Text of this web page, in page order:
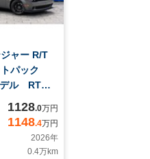
ャー R/T
パック
ル RTス
ストコー
ボディ デ
ヤーグレー
1128.0万円
1148.4万円
2026年
0.4万km